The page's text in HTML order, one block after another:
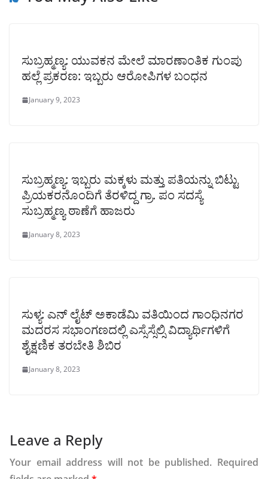
ಸುಬ್ರಹ್ಮಣ್ಯ: ಯುವಕನ ಮೇಲೆ ಮಾರಣಾಂತಿಕ ಗುಂಪು
ಹಲ್ಲೆ ಪ್ರಕರಣ: ಇಬ್ಬರು ಆರೋಪಿಗಳ ಬಂಧನ
January 9, 2023
ಸುಬ್ರಹ್ಮಣ್ಯ: ಇಬ್ಬರು ಮಕ್ಕಳು ಮತ್ತು ಪತಿಯನ್ನು ಬಿಟ್ಟು
ಪ್ರಿಯಕರನೊಂದಿಗೆ ತೆರಳಿದ್ದ ಗ್ರಾ. ಪಂ ಸದಸ್ಯೆ
ಸುಬ್ರಹ್ಮಣ್ಯ ಠಾಣೆಗೆ ಹಾಜರು
January 8, 2023
ಸುಳ್ಯ: ಎನ್ ಲೈಟ್‌ ಅಕಾಡೆಮಿ ವತಿಯಿಂದ ಗಾಂಧಿನಗರ
ಮದರಸ ಸಭಾಂಗಣದಲ್ಲಿ ಎಸ್ಸೆಸ್ಸೆಲ್ಸಿ ವಿದ್ಯಾರ್ಥಿಗಳಿಗೆ
ಶೈಕ್ಷಣಿಕ ತರಬೇತಿ ಶಿಬಿರ
January 8, 2023
Leave a Reply
Your email address will not be published. Required